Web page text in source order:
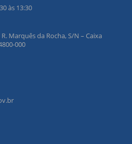
às 13:30
Marquês da Rocha, S/N – Caixa
000